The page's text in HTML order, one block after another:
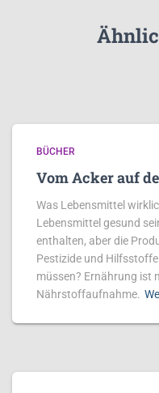
BÜCHER
Vom Acker auf
Was Lebensmittel
Lebensmittel gesund
enthalten, aber die
Pestizide und
müssen? Ernährung ist
Nährstoffaufnahme.